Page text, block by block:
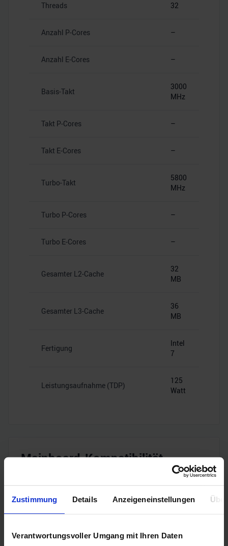
Zustimmung Details Anzeigeneinstellungen
Verantwortungsvoller Umgang mit Ihren Daten
Threads 32
Anzahl P-Cores –
Anzahl E-Cores –
Basis-Takt
3000
MHz
Takt P-Cores –
Takt E-Cores –
Turbo-Takt
5800
MHz
Turbo P-Cores –
Turbo E-Cores –
Gesamter L2-Cache
32
MB
Gesamter L3-Cache
36
MB
Fertigung
Intel
7
Leistungsaufnahme (TDP)
125
Watt
Mainboard-Kompatibilität
Sockel
Intel
B660,